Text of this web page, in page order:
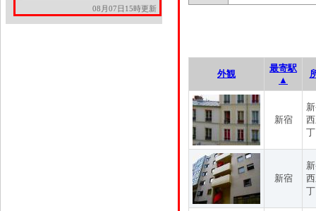
08月07日15時更新
外観
最寄駅
▲
新宿
新宿